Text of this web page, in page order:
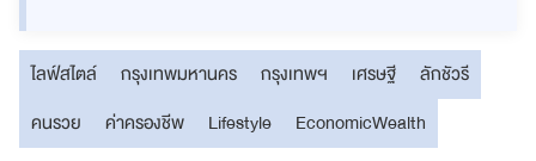
ไลฟ์สไตล์ กรุงเทพมหานคร กรุงเทพฯ เศรษฐี
ลักชัวรี
คนรวย
ค่าครองชีพ Lifestyle EconomicWealth